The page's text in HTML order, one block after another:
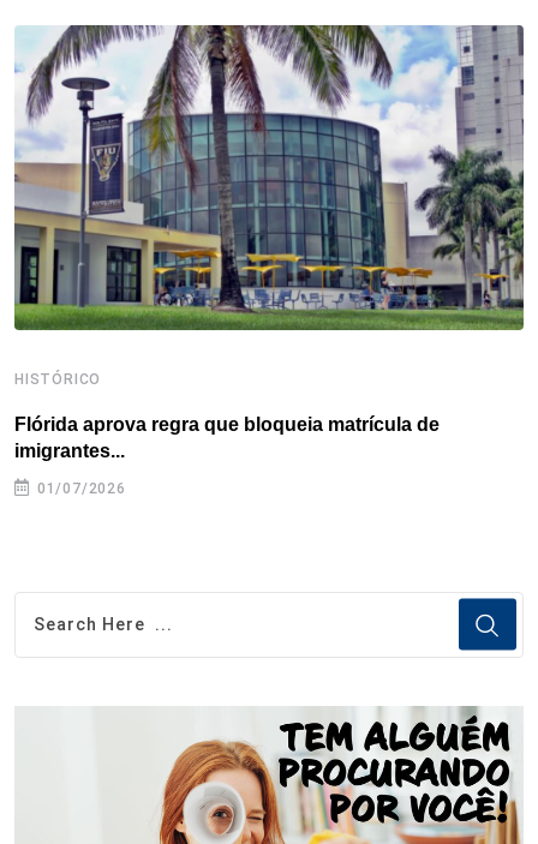
o
o
k
r
d
I
n
e
s
d
s
A
p
p
HISTÓRICO
Flórida aprova regra que bloqueia matrícula de
imigrantes...
01/07/2026